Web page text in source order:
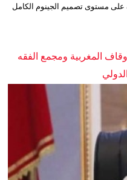
على مستوى تصميم الجينوم الكامل
المغربية ومجمع الفقه